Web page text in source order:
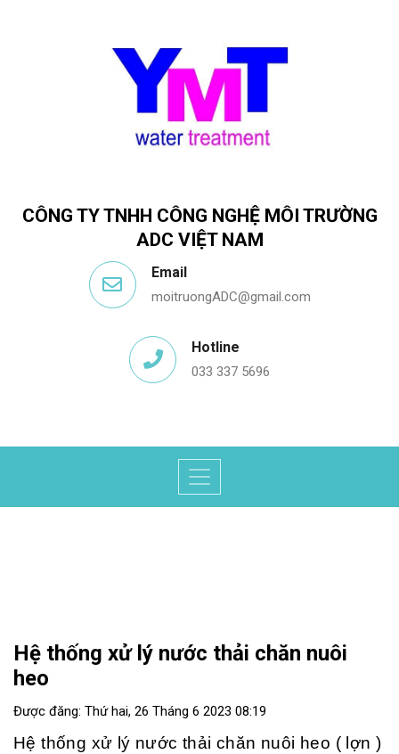
CÔNG TY TNHH CÔNG NGHỆ MÔI TRƯỜNG
ADC VIỆT NAM
Email
moitruongADC@gmail.com
Hotline
033 337 5696
Hệ thống xử lý nước thải chăn nuôi
heo
Được đăng: Thứ hai, 26 Tháng 6 2023 08:19
Hệ thống xử lý nước thải chăn nuôi heo ( lợn )